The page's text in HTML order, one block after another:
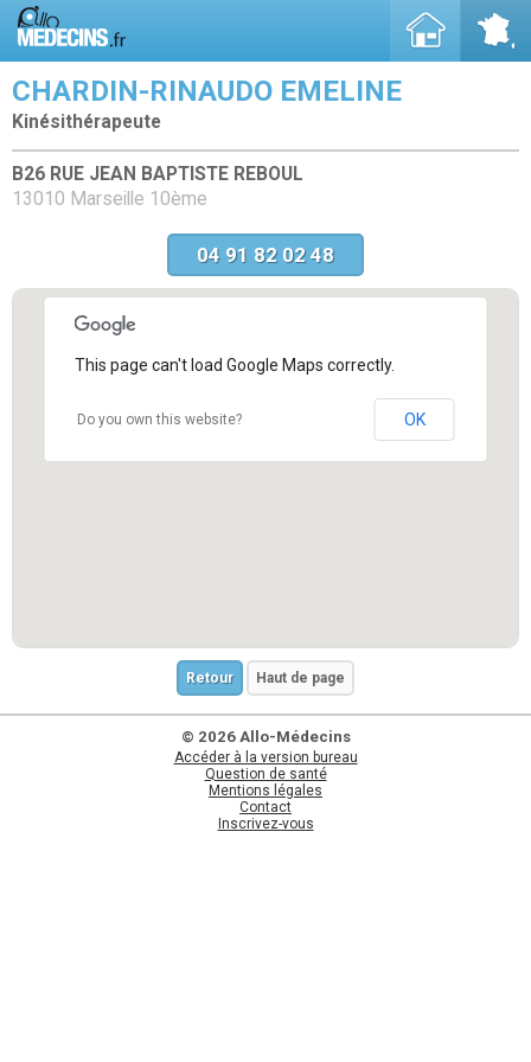
CHARDIN-RINAUDO EMELINE
Kinésithérapeute
B26 RUE JEAN BAPTISTE REBOUL
13010 Marseille 10ème
04 91 82 02 48
This page can't load Google Maps correctly.
Do you own this website? OK
Retour Haut de page
© 2026 Allo-Médecins
Accéder à la version bureau
Question de santé
Mentions légales
Contact
Inscrivez-vous